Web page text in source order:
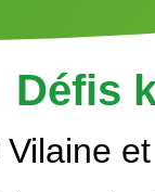
Défis